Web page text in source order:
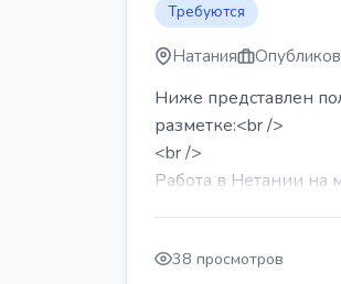
Требуются
Натания
Ниже представлен
разметке:<br />
<br />
Работа в Нетании на
38 просмотров